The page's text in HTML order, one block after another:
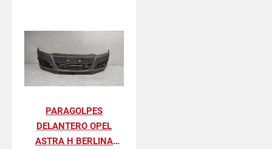
PARAGOLPES
DELANTERO OPEL
ASTRA H BERLINA